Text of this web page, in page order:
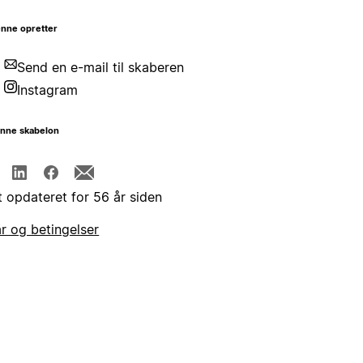
opretter
Send en e-mail til skaberen
Instagram
skabelon
opdateret for 56 år siden
og betingelser